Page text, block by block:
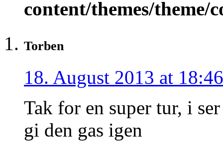
content/themes/theme/
Torben
18. August 2013 at 18:46
Tak for en super tur, i
gi den gas igen